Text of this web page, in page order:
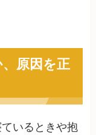
原因を正
いるときや抱